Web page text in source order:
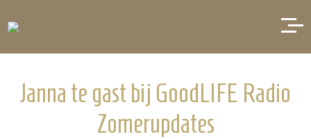
Janna te gast bij GoodLIFE Radio
Zomerupdates